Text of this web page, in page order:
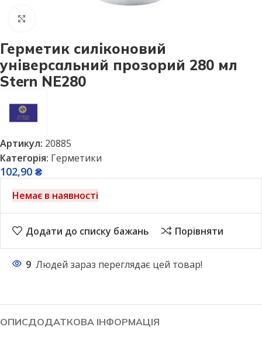
Герметик силіконовий
універсальний прозорий 280 мл
Stern NE280
Артикул: 20885
Категорія: Герметики
102,90 ₴
Немає в наявності
Додати до списку бажань Порівняти
9 Людей зараз переглядає цей товар!
ОПИСДОДАТКОВА ІНФОРМАЦІЯ